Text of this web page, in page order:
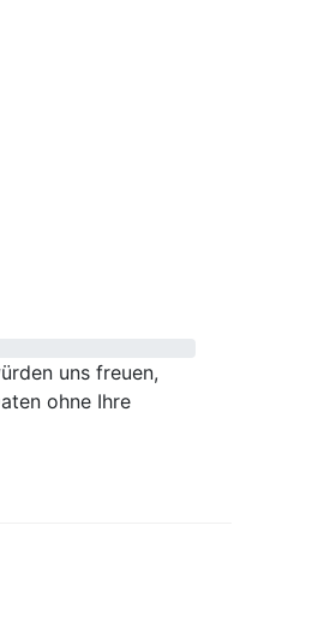
uns freuen,
ohne Ihre